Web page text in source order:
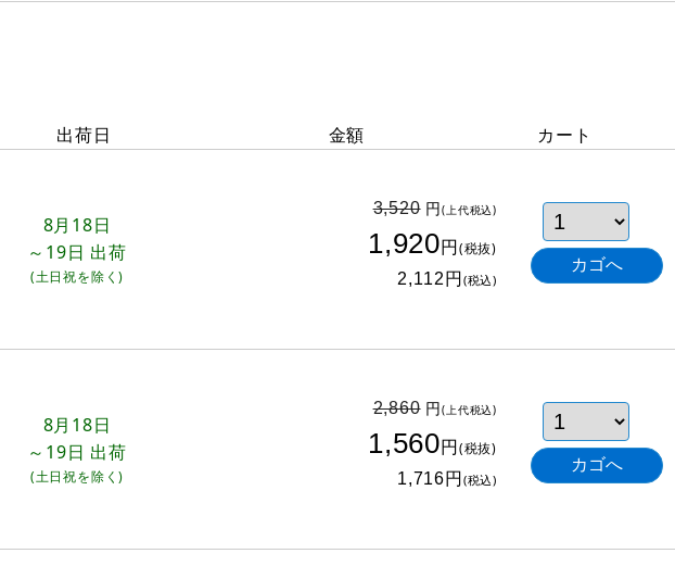
出荷日 金額 カート
8月18日
～19日 出荷
(土日祝を除く)
3,520円(上代税込)
1,920円(税抜)
2,112円(税込)
8月18日
～19日 出荷
(土日祝を除く)
2,860円(上代税込)
1,560円(税抜)
1,716円(税込)